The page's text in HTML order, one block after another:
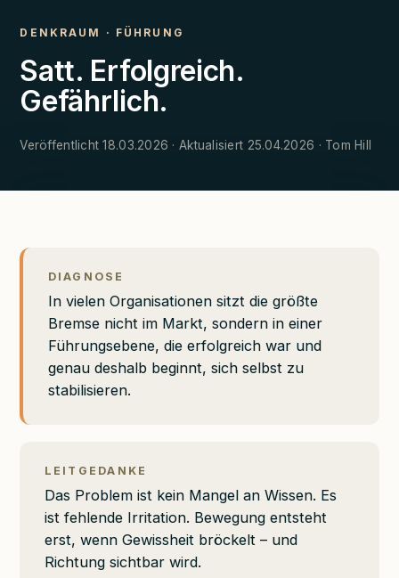
DENKRAUM · FÜHRUNG
Satt. Erfolgreich.
Gefährlich.
Veröffentlicht 18.03.2026 · Aktualisiert 25.04.2026 · Tom Hill
DIAGNOSE
In vielen Organisationen sitzt die größte
Bremse nicht im Markt, sondern in einer
Führungsebene, die erfolgreich war und
genau deshalb beginnt, sich selbst zu
stabilisieren.
LEITGEDANKE
Das Problem ist kein Mangel an Wissen. Es
ist fehlende Irritation. Bewegung entsteht
erst, wenn Gewissheit bröckelt – und
Richtung sichtbar wird.